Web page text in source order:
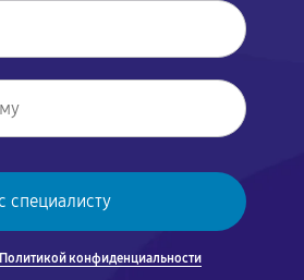
Политикой конфиденциальности